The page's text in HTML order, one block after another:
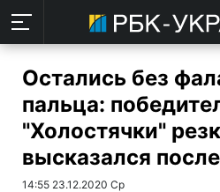
Остались без
пальца:
"Холостячки"
высказался
14:55 23.12.2020 Ср